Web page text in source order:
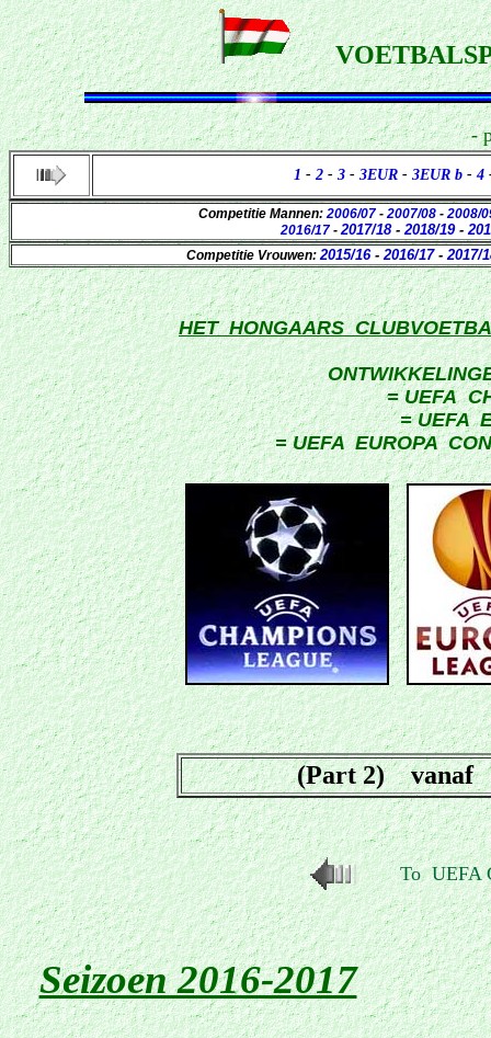
-
1 - 2 - 3 - 3EUR - 3EUR b -4
Competitie Mannen:2006/07-2007/08-2008/
2016/17 -2017/18- 2018/19-
Competitie Vrouwen:2015/16 -2016/17 -2017/
HET HONGAARS
= UEFA
= UEFA
= UEFA EUROPA
(Part 2) vanaf
To UEFA
Seizoen 2016-2017